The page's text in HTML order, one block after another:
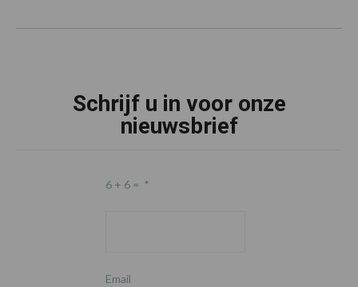
Schrijf u in voor onze
nieuwsbrief
6 + 6 = *
Email